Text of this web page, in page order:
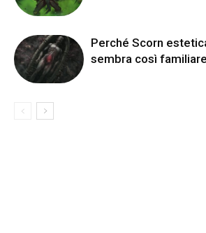
Perché Scorn
sembra così